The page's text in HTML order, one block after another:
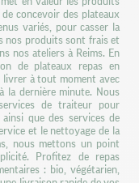
concevoir des plateaux
variés, pour casser la
nos produits sont frais et
nos ateliers à Reims. En
de plateaux repas en
livrer à tout moment avec
la dernière minute. Nous
de traiteur pour
que des services de
et le nettoyage de la
nous mettons un point
Profitez de repas
: bio, végétarien,